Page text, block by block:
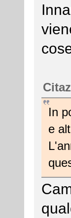
In
e